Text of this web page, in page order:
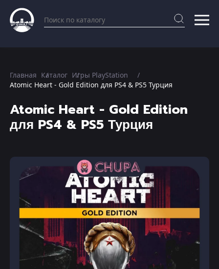
Главная Каталог Игры PlayStation
Atomic Heart - Gold Edition для PS4 & PS5 Турция
Atomic Heart - Gold Edition
для PS4 & PS5 Турция